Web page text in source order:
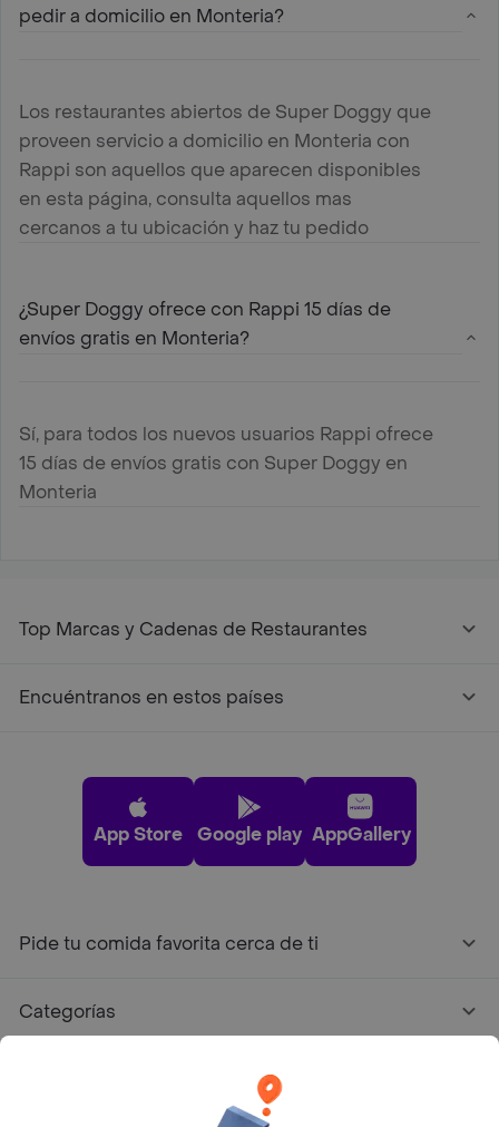
pedir a domicilio en Monteria?
Los restaurantes abiertos de Super Doggy que
proveen servicio a domicilio en Monteria con
Rappi son aquellos que aparecen disponibles
en esta página, consulta aquellos mas
cercanos a tu ubicación y haz tu pedido
¿Super Doggy ofrece con Rappi 15 días de
envíos gratis en Monteria?
Sí, para todos los nuevos usuarios Rappi ofrece
15 días de envíos gratis con Super Doggy en
Monteria
Top Marcas y Cadenas de Restaurantes
Encuéntranos en estos países
App Store Google play AppGallery
Pide tu comida favorita cerca de ti
Categorías